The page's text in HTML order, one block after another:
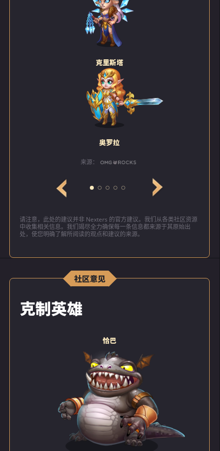
克里斯塔
奥罗拉
来源：
请注意，此处的建议并非 Nexters 的官方建议。我们从各类社区资源
中收集相关信息。我们竭尽全力确保每一条信息都来源于其原始出
处，使您明确了解所阅读的观点和建议的来源。
社区意见
克制英雄
恰巴